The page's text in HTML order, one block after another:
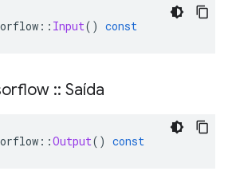
:: Input() const
:: Saída
::Output() const